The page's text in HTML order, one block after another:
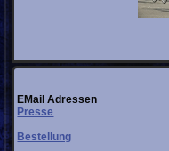
EMail Adressen
Presse
Bestellung